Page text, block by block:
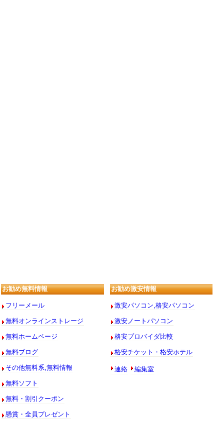
お勧め無料情報
フリーメール
無料オンラインストレージ
無料ホームページ
無料ブログ
その他無料系,無料情報
無料ソフト
無料・割引クーポン
懸賞・全員プレゼント
お勧め激安情報
激安パソコン,格安パソコン
激安ノートパソコン
格安プロバイダ比較
格安チケット・格安ホテル
連絡 編集室